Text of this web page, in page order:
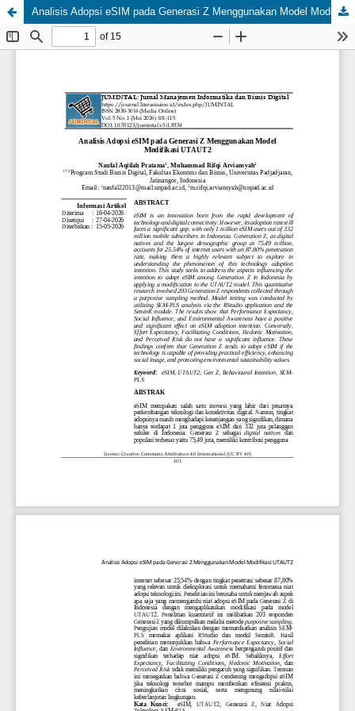
Analisis Adopsi eSIM pada Generasi Z Menggunakan Model Modifikasi UTAUT2